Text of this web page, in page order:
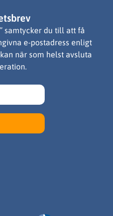
samtycker du till att få
e-postadress enligt
när som helst avsluta